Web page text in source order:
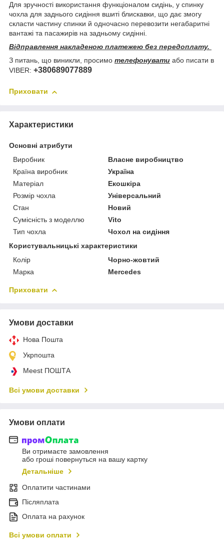
Для зручності використання функціоналом сидінь, у спинку
чохла для заднього сидіння вшиті блискавки, що дає змогу
скласти частину спинки й одночасно перевозити негабаритні
вантажі та пасажирів на задньому сидінні.
Відправлення накладеною платежею без передоплату.
З питань, що виникли, просимо телефонувати або писати в
VIBER: +380689077889
Приховати
Характеристики
Основні атрибути
Виробник
Власне виробництво
Країна виробник
Україна
Матеріал
Екошкіра
Розмір чохла
Універсальний
Стан
Новий
Сумісність з моделлю
Vito
Тип чохла
Чохол на сидіння
Користувальницькі характеристики
Колір
Чорно-жовтий
Марка
Mercedes
Приховати
Умови доставки
Нова Пошта
Укрпошта
Meest ПОШТА
Всі умови доставки
Умови оплати
Ви отримаєте замовлення
або гроші повернуться на вашу картку
Детальніше
Оплатити частинами
Післяплата
Оплата на рахунок
Всі умови оплати